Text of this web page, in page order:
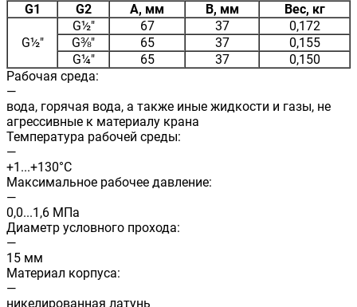
G1 G2 A, мм B, мм Вес, кг
G½"
G½" 67 37
0,172
G⅜"
65 37
0,155
G¼"
65 37
0,150
Рабочая среда:
—
вода, горячая вода, а также иные жидкости и газы, не
агрессивные к материалу крана
Температура рабочей среды:
—
+1...+130°С
Максимальное рабочее давление:
—
0,0...1,6 МПа
Диаметр условного прохода:
—
15 мм
Материал корпуса:
—
никелированная латунь